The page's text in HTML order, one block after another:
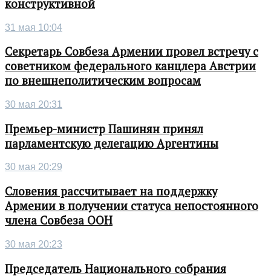
конструктивной
31 мая 10:04
Секретарь Совбеза Армении провел встречу с
советником федерального канцлера Австрии
по внешнеполитическим вопросам
30 мая 20:31
Премьер-министр Пашинян принял
парламентскую делегацию Аргентины
30 мая 20:29
Словения рассчитывает на поддержку
Армении в получении статуса непостоянного
члена Совбеза ООН
30 мая 20:23
Председатель Национального собрания